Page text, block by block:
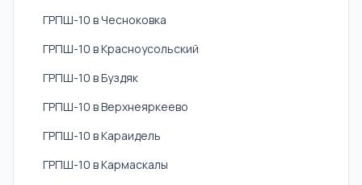
ГРПШ-10 в Чесноковка
ГРПШ-10 в Красноусольский
ГРПШ-10 в Буздяк
ГРПШ-10 в Верхнеяркеево
ГРПШ-10 в Караидель
ГРПШ-10 в Кармаскалы